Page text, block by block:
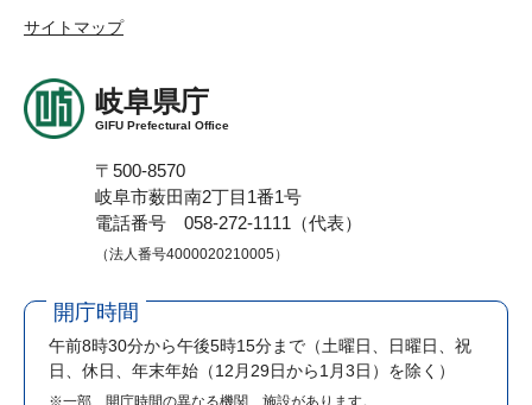
サイトマップ
岐阜県庁
GIFU Prefectural Office
〒500-8570
岐阜市薮田南2丁目1番1号
電話番号 058-272-1111（代表）
（法人番号4000020210005）
開庁時間
午前8時30分から午後5時15分まで （土曜日、日曜日、祝
日、休日、年末年始（12月29日から1月3日）を除く）
※一部、開庁時間の異なる機関、施設があります。